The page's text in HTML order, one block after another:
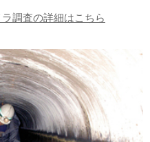
調査の詳細はこちら